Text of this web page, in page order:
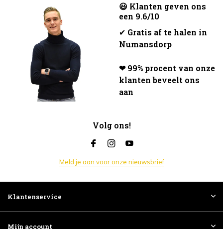
😃 Klanten geven ons
een 9.6/10
✔ Gratis af te halen in
Numansdorp
❤ 99% procent van onze
klanten beveelt ons
aan
Volg ons!
Meld je aan voor onze nieuwsbrief
Klantenservice
Mijn account